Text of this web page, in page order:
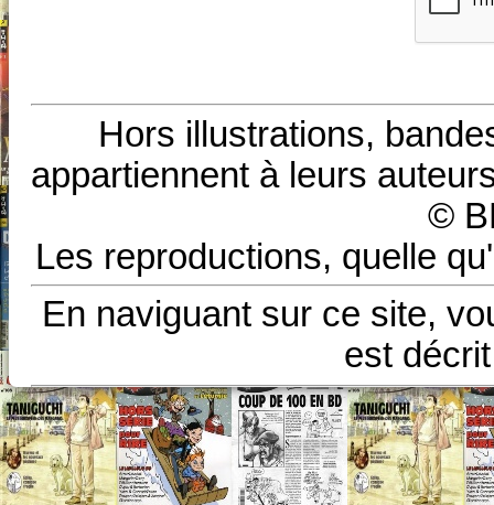
Hors illustrations,
appartiennent à leurs
©
Les reproductions, quelle
En naviguant sur ce site,
est